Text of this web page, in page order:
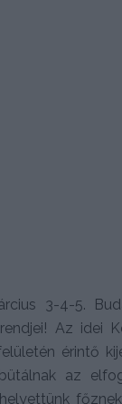
3-4-5.
Az idei
érintő
az